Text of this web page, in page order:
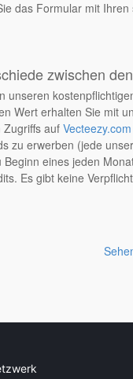
das Formular mit
zwischen
unseren
Wert erhalten Sie mit
auf Vecteezy.com
zu erwerben (jede
eines jeden
Es gibt keine